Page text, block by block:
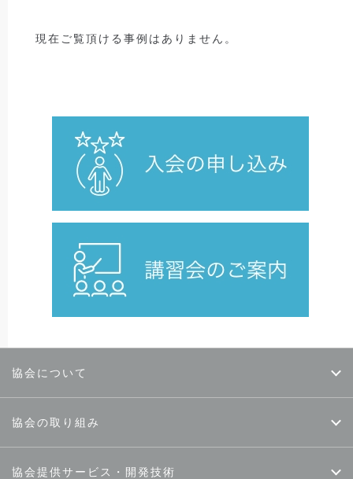
現在ご覧頂ける事例はありません。
協会について
協会の取り組み
協会提供サービス・開発技術